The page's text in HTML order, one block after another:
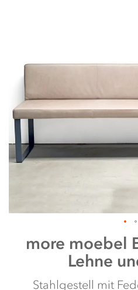
Anfang
springen
more moebel
Lehne
Stahlgestell mit